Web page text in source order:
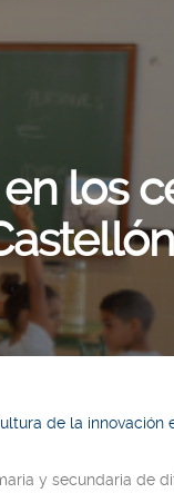
los
de la innovación
y secundaria de